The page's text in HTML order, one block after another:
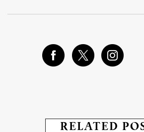
RELATED